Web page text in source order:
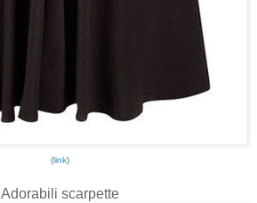
(link)
Adorabili scarpette